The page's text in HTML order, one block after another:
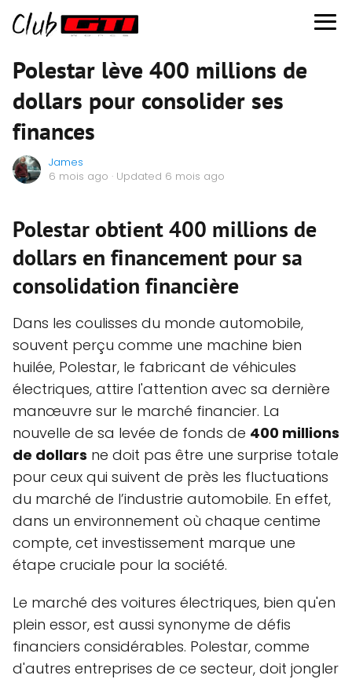
Polestar lève 400 millions de
dollars pour consolider ses
finances
James
6 mois ago · Updated 6 mois ago
Polestar obtient 400 millions de
dollars en financement pour sa
consolidation financière
Dans les coulisses du monde automobile,
souvent perçu comme une machine bien
huilée, Polestar, le fabricant de véhicules
électriques, attire l'attention avec sa dernière
manœuvre sur le marché financier. La
nouvelle de sa levée de fonds de 400 millions
de dollars ne doit pas être une surprise totale
pour ceux qui suivent de près les fluctuations
du marché de l’industrie automobile. En effet,
dans un environnement où chaque centime
compte, cet investissement marque une
étape cruciale pour la société.
Le marché des voitures électriques, bien qu'en
plein essor, est aussi synonyme de défis
financiers considérables. Polestar, comme
d'autres entreprises de ce secteur, doit jongler